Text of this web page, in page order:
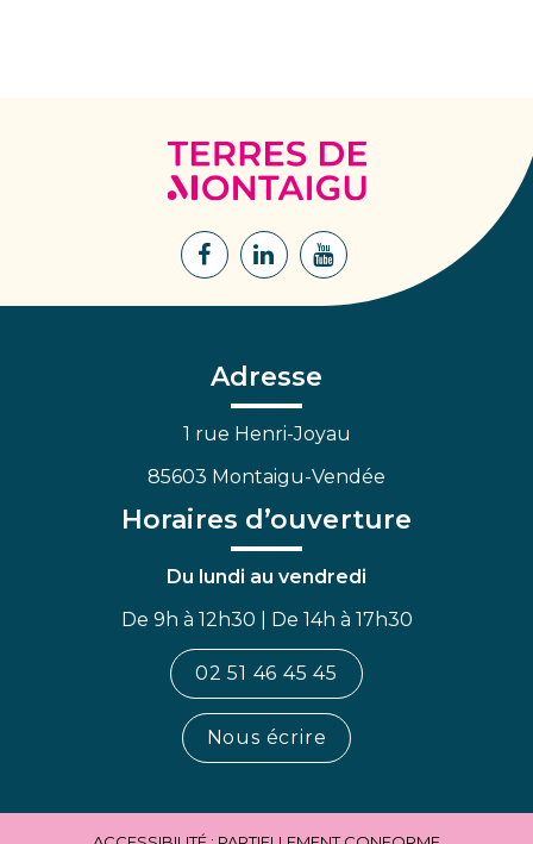
Terres
de
Montaigu
Lien
Facebook
Lien
Lien
Adresse
1 rue Henri-Joyau
85603 Montaigu-Vendée
Horaires d’ouverture
Du lundi au vendredi
De 9h à 12h30 | De 14h à 17h30
02 51 46 45 45
Nous écrire